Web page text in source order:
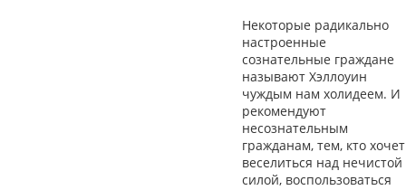
Некоторые радикально
настроенные
сознательные граждане
называют Хэллоуин
чуждым нам холидеем. И
рекомендуют
несознательным
гражданам, тем, кто хочет
веселиться над нечистой
силой, воспользоваться